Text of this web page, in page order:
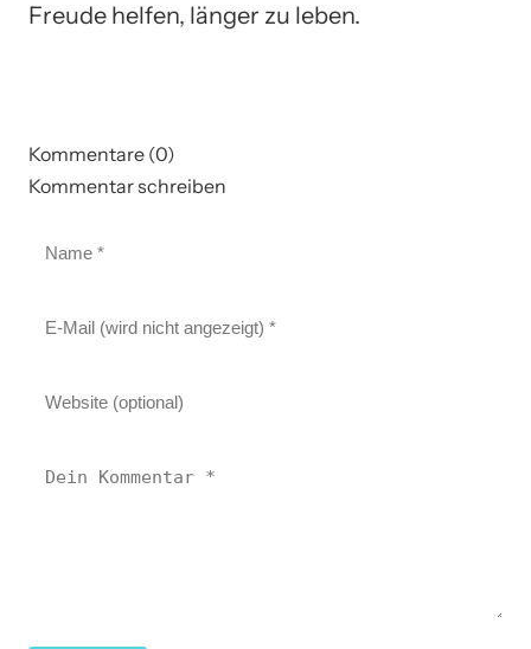
Freude helfen, länger zu leben.
Kommentare (0)
Kommentar schreiben